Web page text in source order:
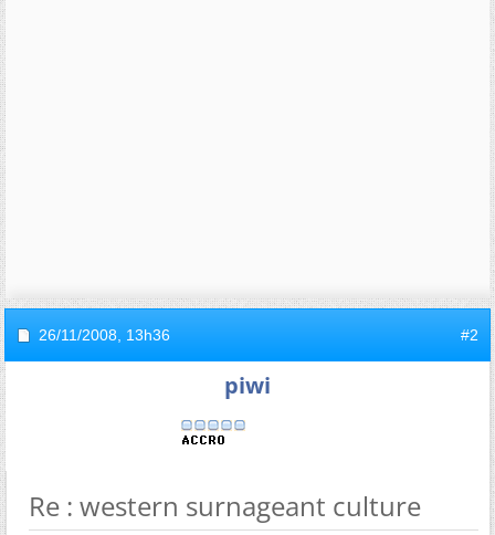
26/11/2008, 13h36 #2
piwi
Re : western surnageant culture